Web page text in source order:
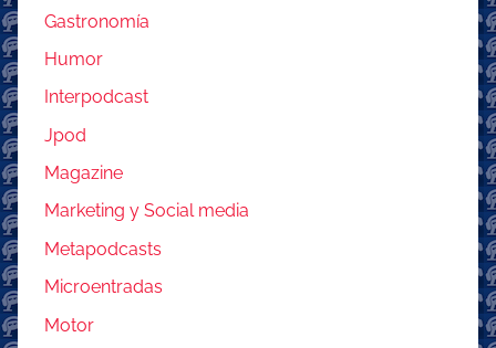
Gastronomía
Humor
Interpodcast
Jpod
Magazine
Marketing y Social media
Metapodcasts
Microentradas
Motor